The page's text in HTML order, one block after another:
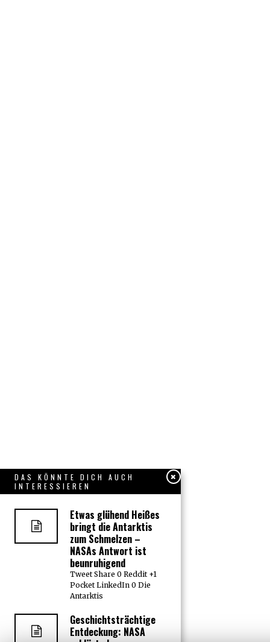
DAS KÖNNTE DICH AUCH
INTERESSIEREN
Etwas glühend Heißes
bringt die Antarktis
zum Schmelzen –
NASAs Antwort ist
beunruhigend
Tweet Share 0 Reddit +1
Pocket LinkedIn 0 Die
Antarktis
Geschichtsträchtige
Entdeckung: NASA